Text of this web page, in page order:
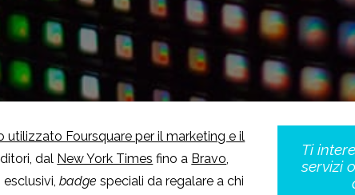
utilizzato Foursquare per il marketing e il
dal New York Times fino a Bravo,
esclusivi,badge speciali da regalare a chi
Ti
servizi